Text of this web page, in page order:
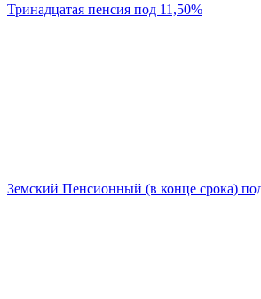
Тринадцатая пенсия под 11,50%
Земский Пенсионный (в конце срока)